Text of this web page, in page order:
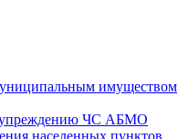
имуществом
ЧС АБМО
населенных пунктов